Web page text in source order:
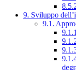
9. Sviluppo
9.1.